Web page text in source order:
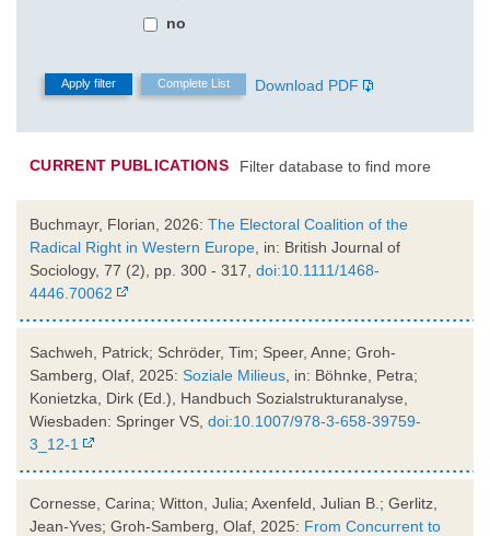
no
Download PDF
CURRENT PUBLICATIONS Filter database to find more
Buchmayr, Florian, 2026: The Electoral Coalition of the
Radical Right in Western Europe , in: British Journal of
Sociology, 77 (2), pp. 300 - 317, doi:10.1111/1468-
4446.70062
Sachweh, Patrick; Schröder, Tim; Speer, Anne; Groh-
Samberg, Olaf, 2025: Soziale Milieus , in: Böhnke, Petra;
Konietzka, Dirk (Ed.), Handbuch Sozialstrukturanalyse,
Wiesbaden: Springer VS, doi:10.1007/978-3-658-39759-
3_12-1
Cornesse, Carina; Witton, Julia; Axenfeld, Julian B.; Gerlitz,
Jean-Yves; Groh-Samberg, Olaf, 2025: From Concurrent to